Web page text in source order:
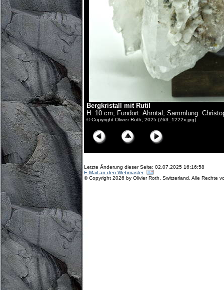
Bergkristall mit Rutil
H: 10 cm; Fundort: Ahrntal; Sammlung:
© Copyright Olivier Roth, 2025 (Z63_1222x.jpg)
Letzte Änderung dieser Seite: 02.07.2025 16:16:58
E-Mail an den Webmaster
© Copyright 2026 by Olivier Roth, Switzerland. Alle Rechte